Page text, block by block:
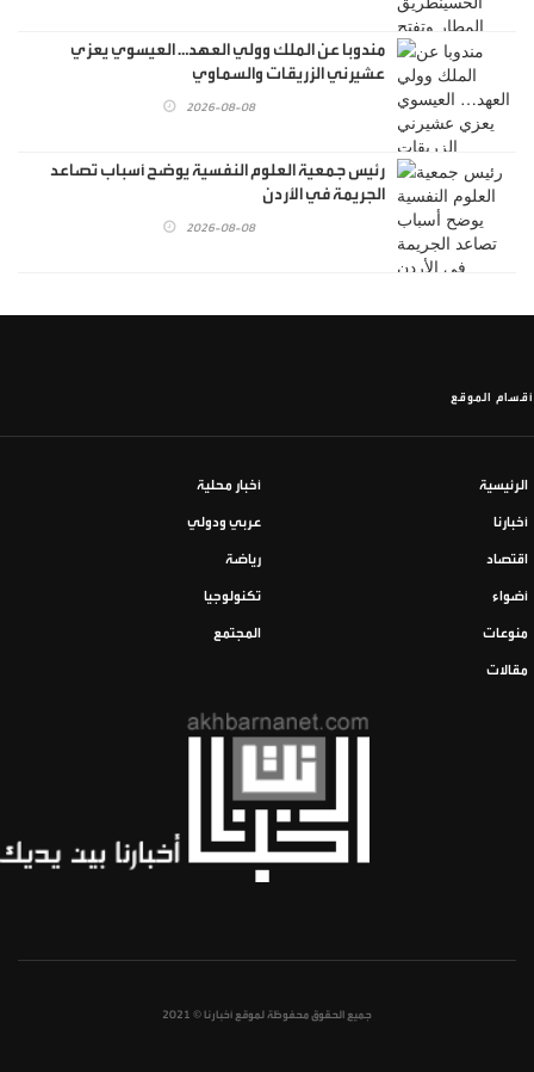
مندوبا عن الملك وولي العهد… العيسوي يعزي
عشيرني الزريقات والسماوي
2026-08-08
رئيس جمعية العلوم النفسية يوضح أسباب تصاعد
الجريمة في الأردن
2026-08-08
أقسام الموقع
الرئيسية أخبار محلية
أخبارنا عربي ودولي
اقتصاد رياضة
أضواء تكنولوجيا
منوعات المجتمع
مقالات
جميع الحقوق محفوظة لموقع أخبارنا © 2021